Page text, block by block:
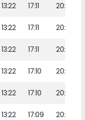
13:22 17:11 20:22
13:22 17:11 20:21
13:22 17:11 20:20
13:22 17:10 20:19
13:22 17:10 20:18
13:22 17:09 20:16